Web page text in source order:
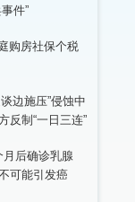
件”
购房社保个税
边施压”侵蚀中
反制“一日三连”
月后确诊乳腺
可能引发癌